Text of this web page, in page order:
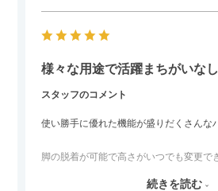
様々な用途で活躍まちがいなし
スタッフのコメント
使い勝手に優れた機能が盛りだくさんな
脚の脱着が可能で高さがいつでも変更で
続きを読む